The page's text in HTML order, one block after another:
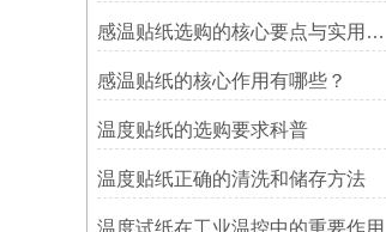
感温贴纸选购的核心要点与实用建议
感温贴纸的核心作用有哪些？
温度贴纸的选购要求科普
温度贴纸正确的清洗和储存方法
温度试纸在工业温控中的重要作用